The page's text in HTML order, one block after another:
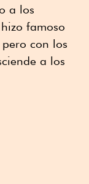
a los
famoso
con los
a los